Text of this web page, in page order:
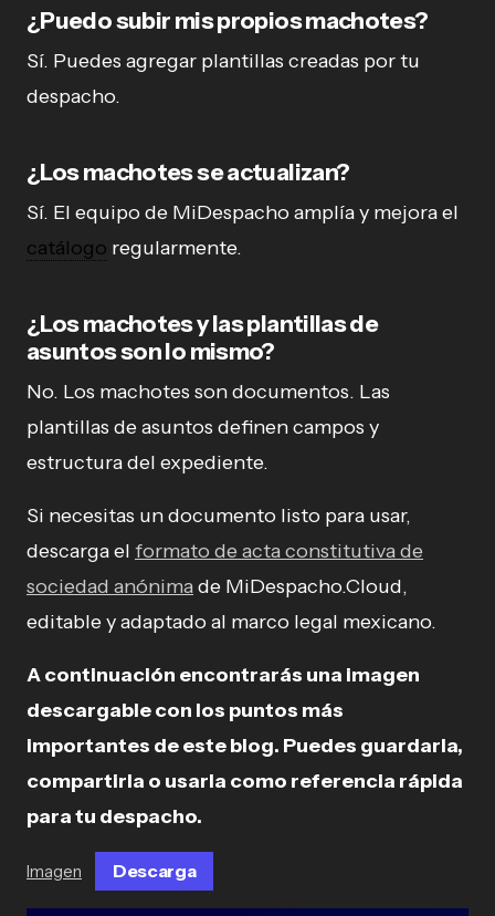
¿Puedo subir mis propios machotes?
Sí. Puedes agregar plantillas creadas por tu
despacho.
¿Los machotes se actualizan?
Sí. El equipo de MiDespacho amplía y mejora el
catálogo regularmente.
¿Los machotes y las plantillas de
asuntos son lo mismo?
No. Los machotes son documentos. Las
plantillas de asuntos definen campos y
estructura del expediente.
Si necesitas un documento listo para usar,
descarga el formato de acta constitutiva de
sociedad anónimade MiDespacho.Cloud,
editable y adaptado al marco legal mexicano.
A continuación encontrarás una imagen
descargable con los puntos más
importantes de este blog. Puedes guardarla,
compartirla o usarla como referencia rápida
para tu despacho.
Imagen Descarga